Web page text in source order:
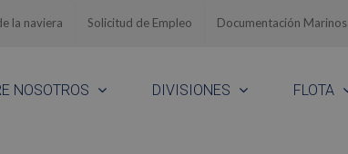
la naviera Solicitud de Empleo Documentación Marinos
NOSOTROS DIVISIONES FLOTA